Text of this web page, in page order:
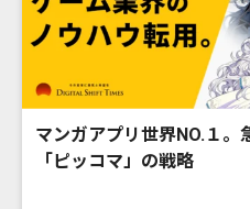
マンガアプリ世界NO.１。
「ピッコマ」の戦略